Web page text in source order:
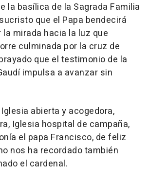
la basílica de la Sagrada Familia
que el Papa bendecirá
mirada hacia la luz que
culminada por la cruz de
que el testimonio de la
impulsa a avanzar sin
abierta y acogedora,
Iglesia hospital de campaña,
el papa Francisco, de feliz
nos ha recordado también
el cardenal.